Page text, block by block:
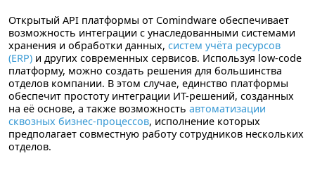
Открытый API платформы от Comindware обеспечивает
возможность интеграции с унаследованными системами
хранения и обработки данных, систем учёта ресурсов
(ERP) и других современных сервисов. Используя low-code
платформу, можно создать решения для большинства
отделов компании. В этом случае, единство платформы
обеспечит простоту интеграции ИТ-решений, созданных
на её основе, а также возможность автоматизации
сквозных бизнес-процессов, исполнение которых
предполагает совместную работу сотрудников нескольких
отделов.